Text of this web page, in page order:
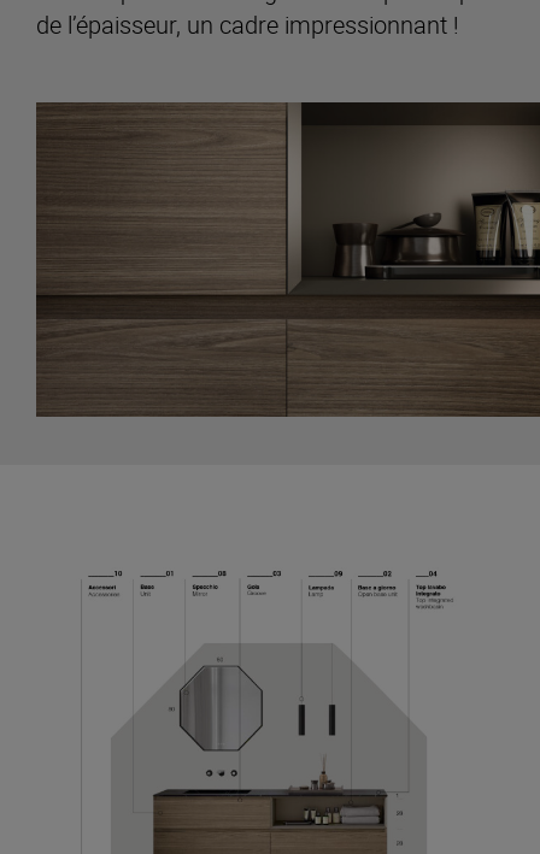
de l’épaisseur, un cadre impressionnant !